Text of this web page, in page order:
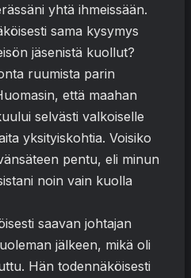
yhtä ihmeissään.
sama kysymys
jäsenistä kuollut?
ruumista parin
että maahan
selvästi valkoiselle
yksityiskohtia. Voisiko
pentu, eli minun
noin vain kuolla
saavan johtajan
jälkeen, mikä oli
Hän todennäköisesti